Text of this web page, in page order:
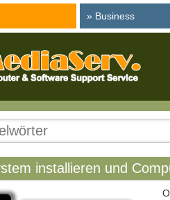
» Business
installieren und